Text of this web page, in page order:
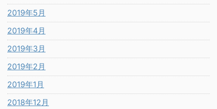
2019年5月
2019年4月
2019年3月
2019年2月
2019年1月
2018年12月